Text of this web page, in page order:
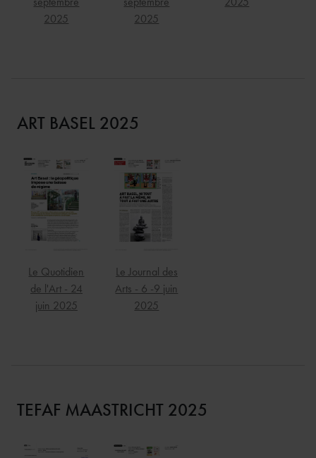
2025
2025
ART BASEL 2025
Le Quotidien
de l'Art - 24
juin 2025
Le Journal des
Arts - 6 -9 juin
2025
TEFAF MAASTRICHT 2025